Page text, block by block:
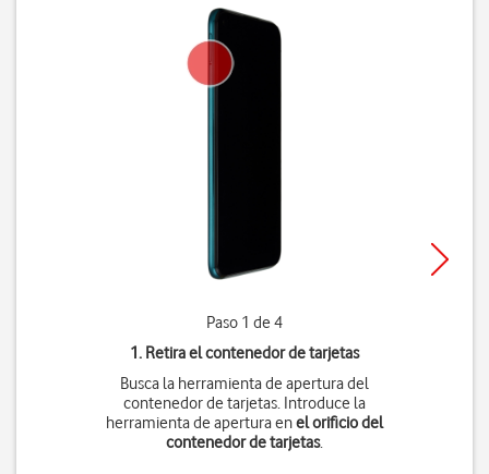
Paso 1 de 4
1. Retira el contenedor de tarjetas
Busca la herramienta de apertura del
contenedor de tarjetas. Introduce la
herramienta de apertura enel orificio del
contenedor de tarjetas.